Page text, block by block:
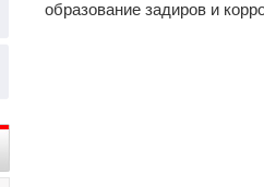
образование задиров и